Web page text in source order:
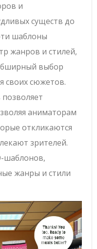
и
существ до
шаблоны
жанров и стилей,
выбор
своих сюжетов.
аниматорам
откликаются
зрителей.
шаблонов,
жанры и стили